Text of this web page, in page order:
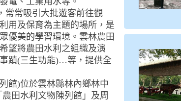
常吸引大批遊客前往觀
用及保育為主題的場所，是
優美的學習環境。雲林農田
望將農田水利之組織及演
蹟(三生功能)…等，提供全
館)位於雲林縣林內鄉林中
田水利文物陳列館」及周